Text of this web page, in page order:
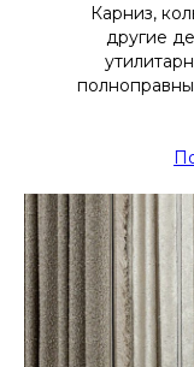
Карниз,
другие